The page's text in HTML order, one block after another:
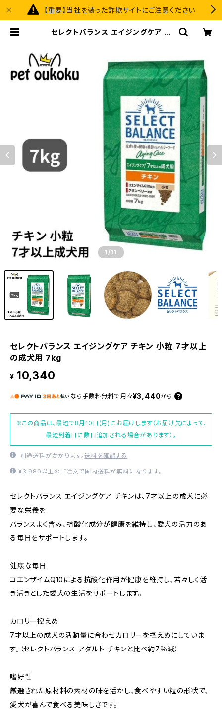
【重要】当社を装った詐欺サイトにご注意ください
セレクトバランス エイジングケア チ
1 /11
セレクトバランス エイジングケア チキン 小粒 ７才以上
の成犬用 7kg
¥ 10,340
なら 手数料無料で 月々¥3,440から
※この商品は、最短で8月10日(月)にお届けします（お届け先によって、
最短到着日に数日追加される場合があります）。
別途送料がかかります。送料を確認する
¥3,980以上のご注文で国内送料が無料になります。
セレクトバランス エイジングケア チキンは、7才以上の成犬に必
要な栄養を
バランスよく含み、抗酸化成分が健康を維持し、愛犬の活力のあ
る毎日をサポートします。
健康な毎日
コエンザイムQ10による抗酸化作用が健康を維持し、若々しく活
き活きとした愛犬の生活をサポートします。
カロリー控えめ
7才以上の成犬の活動量に合わせカロリーを控えめにしていま
す。（セレクトバランス アダルト チキンと比べ約7％減）
嗜好性
厳選された原材料の素材の味を活かし、食べやすい粒の形状で、
愛犬が喜んで食べる美味しさです。